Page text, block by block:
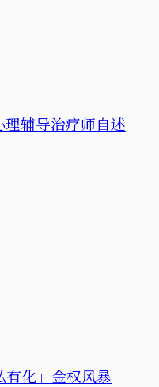
辅导治疗师自述
化」金权风暴